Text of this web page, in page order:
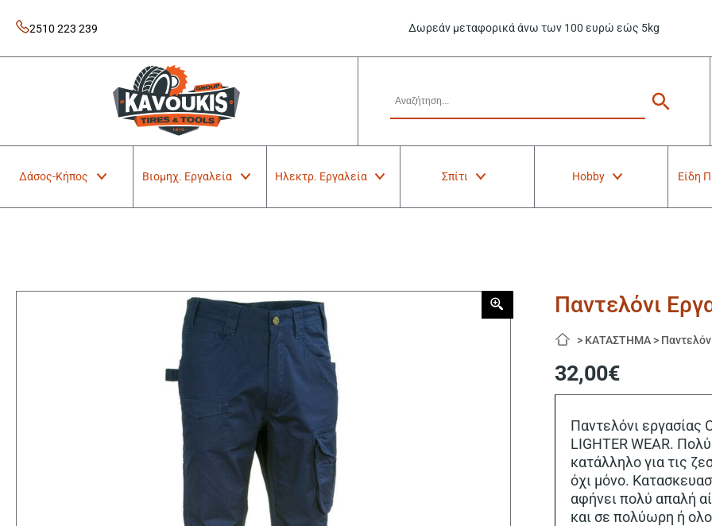
content
2510 223 239 Δωρεάν μεταφορικά άνω των 100 ευρώ εώς 5kg
Kavoukis Tools
Tires & Tools
Δάσος-Κήπος Βιομηχ. Εργαλεία Ηλεκτρ. Εργαλεία Σπίτι Hobby Είδη
Παντελόνι
> ΚΑΤΑΣΤΗΜΑ >
32,00€
Παντελόνι εργασίας
LIGHTER WEAR.
κατάλληλο για τις
όχι μόνο.
αφήνει πολύ απαλή
και σε πολύωρη ή